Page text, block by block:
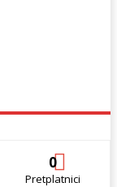
0
Pretplatnici